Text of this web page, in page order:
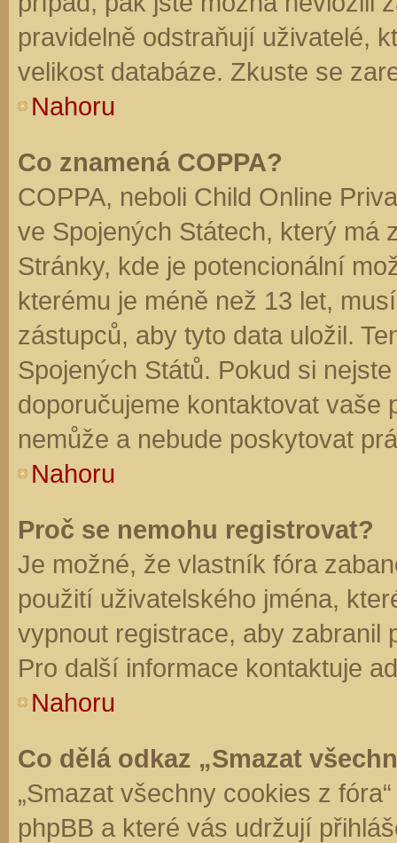
pravidelně odstraňují uživatelé,
velikost databáze. Zkuste se
Nahoru
Co znamená COPPA?
COPPA, neboli Child Online
ve Spojených Státech, který má
Stránky, kde je potencionální
kterému je méně než 13 let,
zástupců, aby tyto data uložil.
Spojených Států. Pokud si
doporučujeme kontaktovat vaše
nemůže a nebude poskytovat
Nahoru
Proč se nemohu registrovat?
Je možné, že vlastník fóra
použití uživatelského jména,
vypnout registrace, aby zabranil
Pro další informace kontaktuje
Nahoru
Co dělá odkaz „Smazat
„Smazat všechny cookies z
phpBB a které vás udržují